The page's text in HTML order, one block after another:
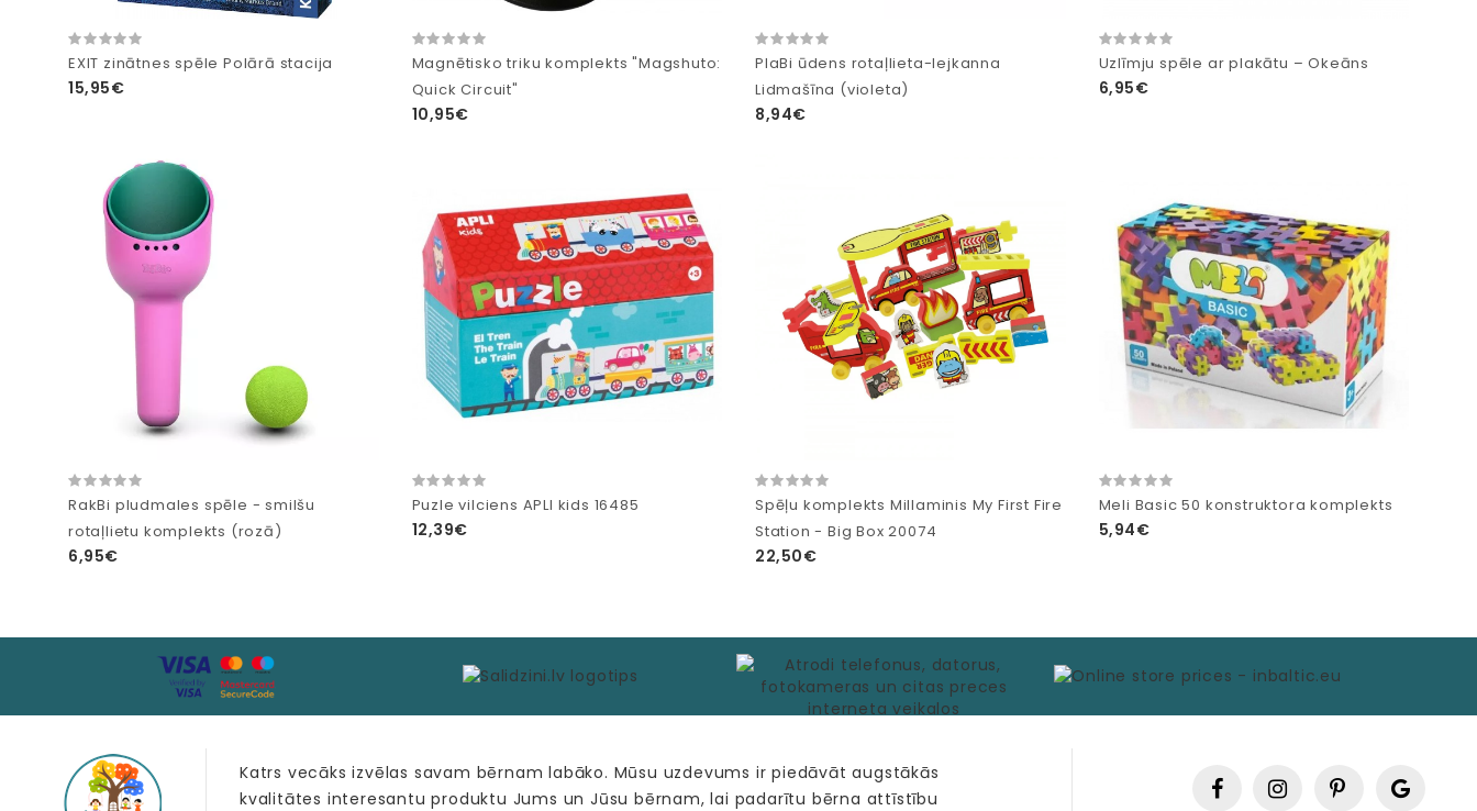
EXIT zinātnes spēle Polārā stacija
15,95€
Magnētisko triku komplekts "Magshuto:
Quick Circuit"
10,95€
PlaBi ūdens rotaļlieta-lejkanna
Lidmašīna (violeta)
8,94€
Uzlīmju spēle ar plakātu – Okeāns
6,95€
RakBi pludmales spēle - smilšu
rotaļlietu komplekts (rozā)
6,95€
Puzle vilciens APLI kids 16485
12,39€
Spēļu komplekts Millaminis My First Fire
Station - Big Box 20074
22,50€
Meli Basic 50 konstruktora komplekts
5,94€
Katrs vecāks izvēlas savam bērnam labāko. Mūsu uzdevums ir piedāvāt augstākās
kvalitātes interesantu produktu Jums un Jūsu bērnam, lai padarītu bērna attīstību